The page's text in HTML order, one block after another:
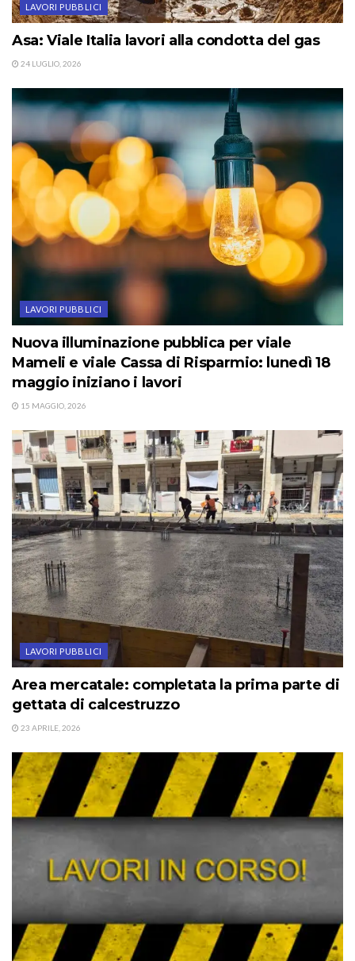
LAVORI PUBBLICI
Asa: Viale Italia lavori alla condotta del gas
24 LUGLIO, 2026
LAVORI PUBBLICI
Nuova illuminazione pubblica per viale
Mameli e viale Cassa di Risparmio: lunedì 18
maggio iniziano i lavori
15 MAGGIO, 2026
LAVORI PUBBLICI
Area mercatale: completata la prima parte di
gettata di calcestruzzo
23 APRILE, 2026